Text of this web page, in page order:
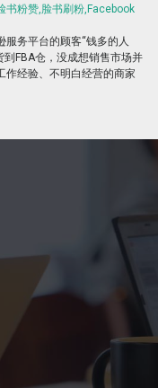
书粉赞,脸书刷粉,Facebook
服务平台的顾客“钱多的人
到FBA仓，没成想销售市场并
作经验、不明白经营的商家